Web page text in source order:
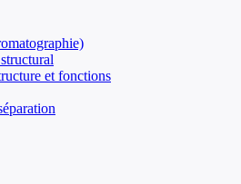
et fonctions